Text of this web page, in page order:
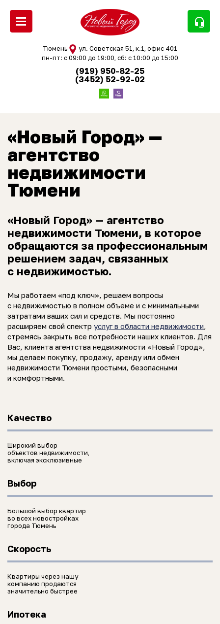
headset_mic
Тюмень
ул. Советская 51, к.1, офис 401
пн-пт: с 09:00 до 19:00, сб: с 10:00 до 15:00
(919) 950-82-25
(3452) 52-92-02
«Новый Город» —
агентство
недвижимости
Тюмени
«Новый Город» — агентство
недвижимости Тюмени, в которое
обращаются за профессиональным
решением задач, связанных
с недвижимостью.
Мы работаем «под ключ», решаем вопросы
с недвижимостью в полном объеме и с минимальными
затратами ваших сил и средств. Мы постоянно
расширяем свой спектр услуг в области недвижимости
стремясь закрыть все потребности наших клиентов. Для
Вас, клиента агентства недвижимости «Новый Город»,
мы делаем покупку, продажу, аренду или обмен
недвижимости Тюмени простыми, безопасными
и комфортными.
Качество
Широкий выбор
объектов недвижимости,
включая эксклюзивные
Выбор
Большой выбор квартир
во всех новостройках
города Тюмень
Скорость
Квартиры через нашу
компанию продаются
значительно быстрее
Ипотека